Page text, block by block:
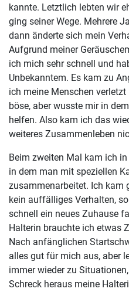
kannte. Letztlich lebten wir
ging seiner Wege. Mehrere
dann änderte sich mein
Aufgrund meiner
ich mich sehr schnell und
Unbekanntem. Es kam zu
ich meine Menschen
böse, aber wusste mir in
helfen. Also kam ich das
weiteres Zusammenleben
Beim zweiten Mal kam ich
in dem man mit speziellen
zusammenarbeitet. Ich kam
kein auffälliges Verhalten,
schnell ein neues Zuhause
Halterin brauchte ich etwas
Nach anfänglichen
alles gut für mich aus, aber
immer wieder zu
Schreck heraus meine